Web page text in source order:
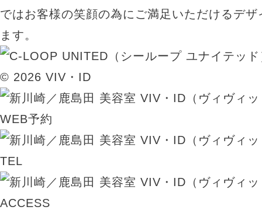
ではお客様の笑顔の為にご満足いただけるデ
ます。
© 2026 VIV・ID
WEB予約
TEL
ACCESS